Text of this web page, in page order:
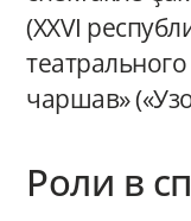
(XXVI
чаршав»
Роли в